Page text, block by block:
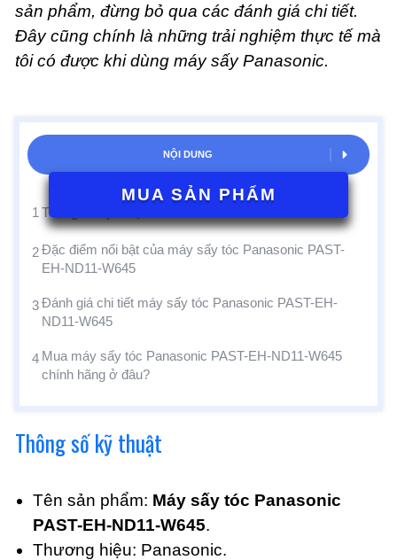
sản phẩm, đừng bỏ qua các đánh giá chi tiết.
Đây cũng chính là những trải nghiệm thực tế mà
tôi có được khi dùng máy sấy Panasonic.
NỘI DUNG
1 Thông số kỹ thuật
2Đặc điểm nổi bật của máy sấy tóc Panasonic PAST-
EH-ND11-W645
3Đánh giá chi tiết máy sấy tóc Panasonic PAST-EH-
ND11-W645
4 Mua máy sấy tóc Panasonic PAST-EH-ND11-W645
chính hãng ở đâu?
Thông số kỹ thuật
Tên sản phẩm: Máy sấy tóc Panasonic
PAST-EH-ND11-W645.
Thương hiệu: Panasonic.
MUA SẢN PHẨM